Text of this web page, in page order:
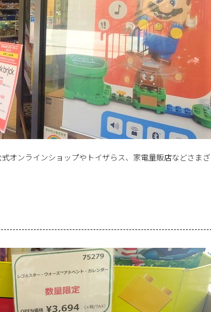
オンラインショップやトイザらス、家電量販店などさまざ